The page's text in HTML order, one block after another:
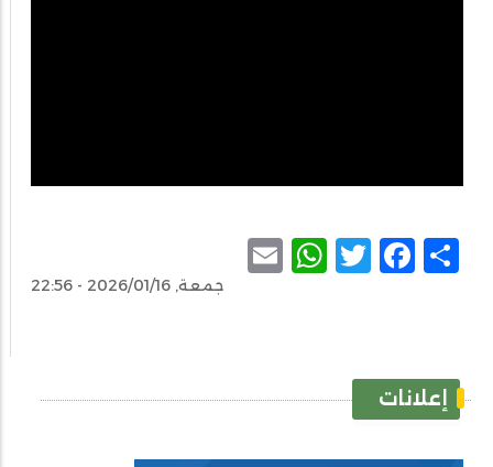
Share
Facebook
Twitter
WhatsApp
جمعة, 2026/01/16 - 22:56
إعلانات